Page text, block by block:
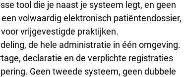
tool die je naast je systeem legt, en geen
volwaardig elektronisch patiëntendossier,
vrijgevestigde praktijken.
de hele administratie in één omgeving.
declaratie en de verplichte registraties
Geen tweede systeem, geen dubbele